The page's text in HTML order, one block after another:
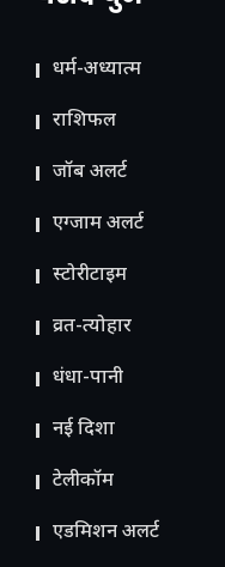
धर्म-अध्यात्म
राशिफल
जॉब अलर्ट
एग्जाम अलर्ट
स्टोरीटाइम
व्रत-त्योहार
धंधा-पानी
नई दिशा
टेलीकॉम
ए​डमिशन अलर्ट